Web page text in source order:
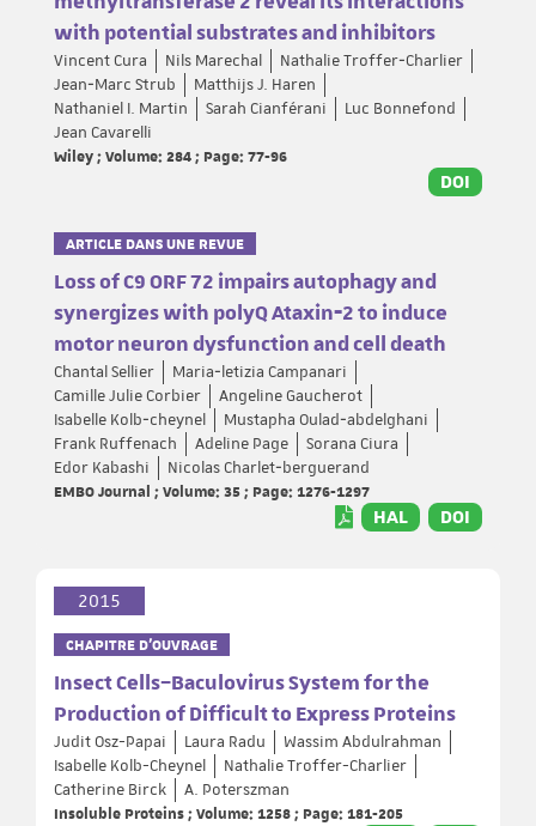
with potential substrates and inhibitors
Vincent Cura Nils Marechal
Nathalie Troffer‐Charlier
Jean‐Marc Strub
Matthijs J. Haren
Nathaniel I. Martin
Sarah Cianférani
Luc Bonnefond
Jean Cavarelli
Wiley ; Volume: 284 ; Page: 77-96
DOI
ARTICLE DANS UNE REVUE
Loss of C9 ORF 72 impairs autophagy and
synergizes with polyQ Ataxin‐2 to induce
motor neuron dysfunction and cell death
Chantal Sellier
Maria‐letizia Campanari
Camille Julie Corbier
Angeline Gaucherot
Isabelle Kolb‐cheynel
Mustapha Oulad‐abdelghani
Frank Ruffenach
Adeline Page
Sorana Ciura
Edor Kabashi
Nicolas Charlet‐berguerand
EMBO Journal ; Volume: 35 ; Page: 1276-1297
HAL DOI
2015
CHAPITRE D’OUVRAGE
Insect Cells–Baculovirus System for the
Production of Difficult to Express Proteins
Judit Osz-Papai Laura Radu
Wassim Abdulrahman
Isabelle Kolb-Cheynel
Nathalie Troffer-Charlier
Catherine Birck
A. Poterszman
Insoluble Proteins ; Volume: 1258 ; Page: 181-205